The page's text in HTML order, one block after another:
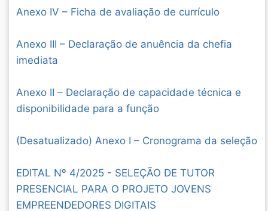
Anexo IV – Ficha de avaliação de currículo
Anexo III – Declaração de anuência da chefia
imediata
Anexo II – Declaração de capacidade técnica e
disponibilidade para a função
(Desatualizado) Anexo I – Cronograma da seleção
EDITAL Nº 4/2025 - SELEÇÃO DE TUTOR
PRESENCIAL PARA O PROJETO JOVENS
EMPREENDEDORES DIGITAIS